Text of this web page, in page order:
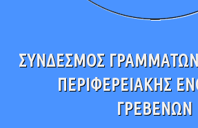
ΣΥΝΔΕΣΜΟΣ
ΠΕΡΙΦΕΡΕΙΑΚΗΣ
ΓΡΕΒΕΝΩΝ